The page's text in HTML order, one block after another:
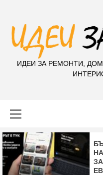
n
t
ИДЕИ ЗА РЕМОНТИ,